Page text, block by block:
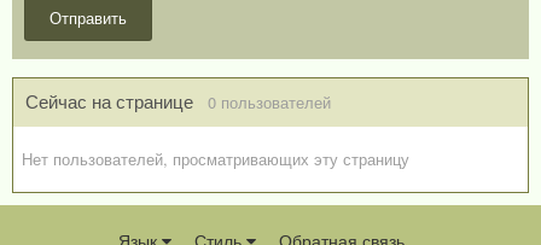
Отправить
Сейчас на странице 0 пользователей
Нет пользователей, просматривающих эту страницу